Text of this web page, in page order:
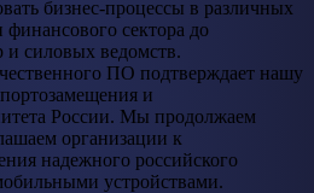
бизнес-процессы в различных
финансового сектора до
и силовых ведомств.
ПО подтверждает нашу
и
России. Мы продолжаем
организации к
надежного российского
устройствами.